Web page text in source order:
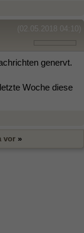
(02.05.2018 04:10)
genervt.
Woche diese
vor »